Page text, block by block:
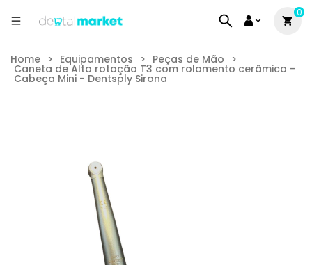
0
Home > Equipamentos > Peças de Mão >
Caneta de Alta rotação T3 com rolamento cerâmico -
Cabeça Mini - Dentsply Sirona